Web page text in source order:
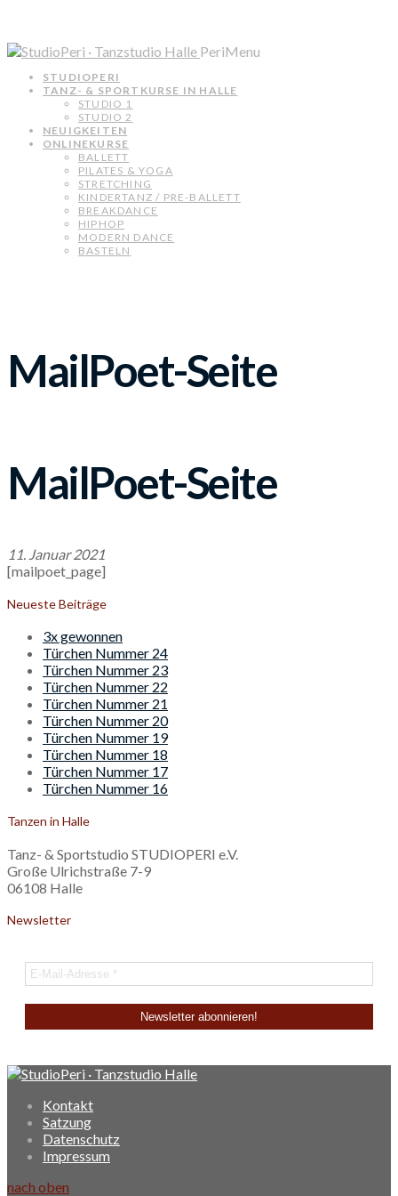
PeriMenu
STUDIOPERI
TANZ- & SPORTKURSE IN HALLE
STUDIO 1
STUDIO 2
NEUIGKEITEN
ONLINEKURSE
BALLETT
PILATES & YOGA
STRETCHING
KINDERTANZ / PRE-BALLETT
BREAKDANCE
HIPHOP
MODERN DANCE
BASTELN
MailPoet-Seite
MailPoet-Seite
11. Januar 2021
[mailpoet_page]
Neueste Beiträge
3x gewonnen
Türchen Nummer 24
Türchen Nummer 23
Türchen Nummer 22
Türchen Nummer 21
Türchen Nummer 20
Türchen Nummer 19
Türchen Nummer 18
Türchen Nummer 17
Türchen Nummer 16
Tanzen in Halle
Tanz- & Sportstudio STUDIOPERI e.V.
Große Ulrichstraße 7-9
06108 Halle
Newsletter
Kontakt
Satzung
Datenschutz
Impressum
nach oben